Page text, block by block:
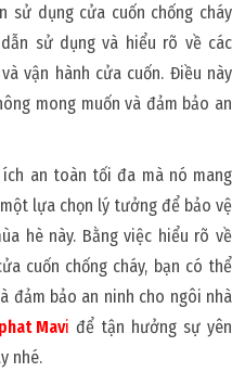
sử dụng cửa cuốn chống cháy
sử dụng và hiểu rõ về các
vận hành cửa cuốn. Điều này
mong muốn và đảm bảo an
an toàn tối đa mà nó mang
lựa chọn lý tưởng để bảo vệ
hè này. Bằng việc hiểu rõ về
cuốn chống cháy, bạn có thể
đảm bảo an ninh cho ngôi nhà
Mavi để tận hưởng sự yên
nhé.